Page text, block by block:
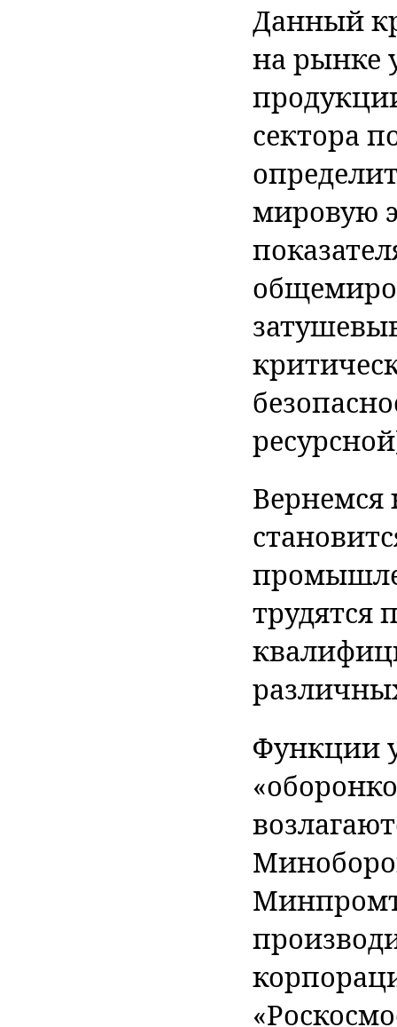
Данный
на рынке
сектора
мировую
Вернемся
трудятся
Функции